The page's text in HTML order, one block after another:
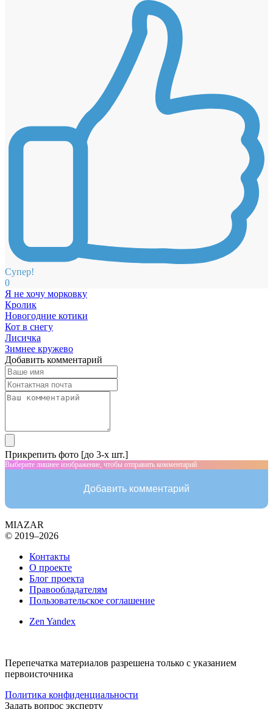
Супер!
0
Я не хочу морковку
Кролик
Новогодние котики
Кот в снегу
Лисичка
Зимнее кружево
Добавить комментарий
Прикрепить фото [до 3-х шт.]
Выберите лишнее изображение, чтобы отправить комментарий
Добавить комментарий
MIAZAR
© 2019–2026
Контакты
О проекте
Блог проекта
Правообладателям
Пользовательское соглашение
Zen Yandex
Перепечатка материалов разрешена только с указанием
первоисточника
Политика конфиденциальности
Задать вопрос эксперту